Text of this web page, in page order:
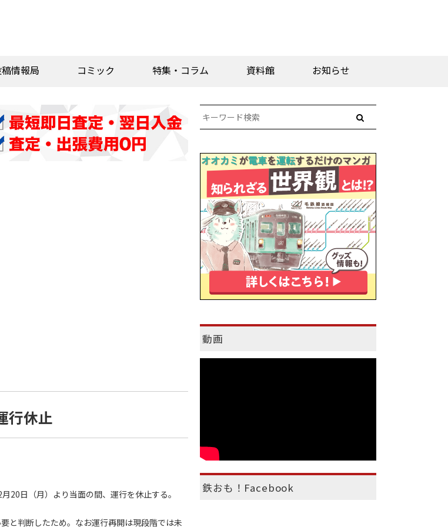
情報局 コミック 特集・コラム 資料館 お知らせ
行休止
20日（月）より当面の間、運行を休止する。
と判断したため。なお運行再開は現段階では未
動画
鉄おも！Facebook